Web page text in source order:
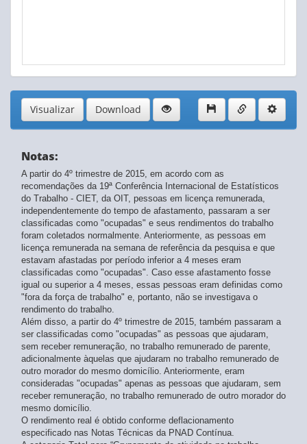
Visualizar Download
Notas:
A partir do 4º trimestre de 2015, em acordo com as
recomendações da 19ª Conferência Internacional de Estatísticos
do Trabalho - CIET, da OIT, pessoas em licença remunerada,
independentemente do tempo de afastamento, passaram a ser
classificadas como "ocupadas" e seus rendimentos do trabalho
foram coletados normalmente. Anteriormente, as pessoas em
licença remunerada na semana de referência da pesquisa e que
estavam afastadas por período inferior a 4 meses eram
classificadas como "ocupadas". Caso esse afastamento fosse
igual ou superior a 4 meses, essas pessoas eram definidas como
"fora da força de trabalho" e, portanto, não se investigava o
rendimento do trabalho.
Além disso, a partir do 4º trimestre de 2015, também passaram a
ser classificadas como "ocupadas" as pessoas que ajudaram,
sem receber remuneração, no trabalho remunerado de parente,
adicionalmente àquelas que ajudaram no trabalho remunerado de
outro morador do mesmo domicílio. Anteriormente, eram
consideradas "ocupadas" apenas as pessoas que ajudaram, sem
receber remuneração, no trabalho remunerado de outro morador do
mesmo domicílio.
O rendimento real é obtido conforme deflacionamento
especificado nas Notas Técnicas da PNAD Contínua.